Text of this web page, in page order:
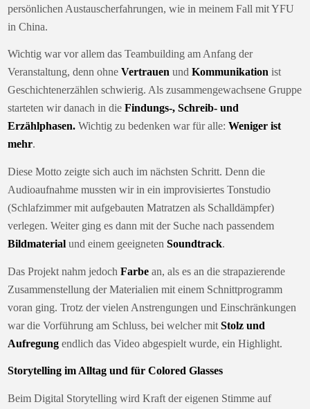
persönlichen Austauscherfahrungen, wie in meinem Fall mit YFU
in China.
Wichtig war vor allem das Teambuilding am Anfang der
Veranstaltung, denn ohneVertrauen undKommunikation ist
Geschichtenerzählen schwierig. Als zusammengewachsene Gruppe
starteten wir danach in dieFindungs-, Schreib- und
Erzählphasen. Wichtig zu bedenken war für alle:Weniger ist
mehr.
Diese Motto zeigte sich auch im nächsten Schritt. Denn die
Audioaufnahme mussten wir in ein improvisiertes Tonstudio
(Schlafzimmer mit aufgebauten Matratzen als Schalldämpfer)
verlegen. Weiter ging es dann mit der Suche nach passendem
Bildmaterial und einem geeignetenSoundtrack.
Das Projekt nahm jedochFarbe an, als es an die strapazierende
Zusammenstellung der Materialien mit einem Schnittprogramm
voran ging. Trotz der vielen Anstrengungen und Einschränkungen
war die Vorführung am Schluss, bei welcher mitStolz und
Aufregung endlich das Video abgespielt wurde, ein Highlight.
Storytelling im Alltag und für Colored Glasses
Beim Digital Storytelling wird Kraft der eigenen Stimme auf